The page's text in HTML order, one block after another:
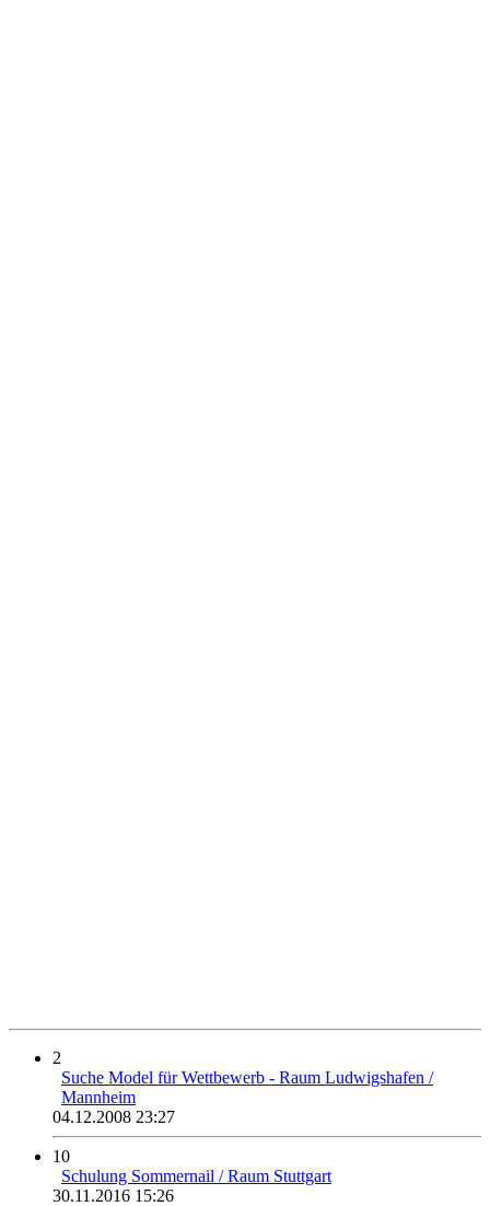
2
Suche Model für Wettbewerb - Raum Ludwigshafen /
Mannheim
04.12.2008 23:27
10
Schulung Sommernail / Raum Stuttgart
30.11.2016 15:26